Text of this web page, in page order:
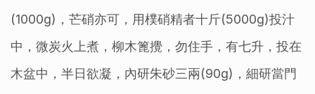
(1000g)，芒硝亦可，用樸硝精者十斤(5000g)投汁
中，微炭火上煮，柳木篦攪，勿住手，有七升，投在
木盆中，半日欲凝，內研朱砂三兩(90g)，細研當門